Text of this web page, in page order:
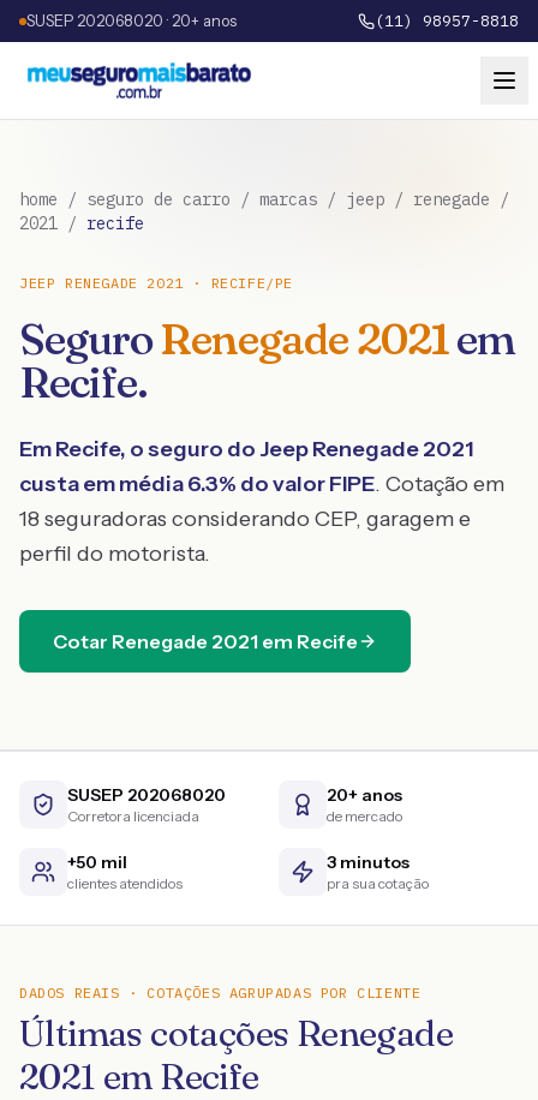
SUSEP 202068020 · 20+ anos (11) 98957-8818
home / seguro de carro / marcas / jeep / renegade /
2021 / recife
JEEP RENEGADE 2021· RECIFE /PE
SeguroRenegade2021em
Recife.
EmRecife, o seguro do JeepRenegade2021
custa em média6.3% do valor FIPE. Cotação em
18 seguradoras considerando CEP, garagem e
perfil do motorista.
Cotar Renegade 2021 em Recife
SUSEP 202068020
Corretora licenciada
20+ anos
de mercado
+50 mil
clientes atendidos
3 minutos
pra sua cotação
DADOS REAIS · COTAÇÕES AGRUPADAS POR CLIENTE
Últimas cotações Renegade
2021 em Recife